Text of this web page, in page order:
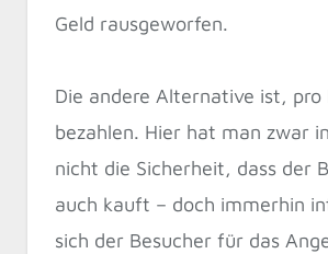
Geld rausgeworfen.
Die andere Alternative ist, pro
bezahlen. Hier hat man zwar
nicht die Sicherheit, dass der
auch kauft – doch immerhin
sich der Besucher für das